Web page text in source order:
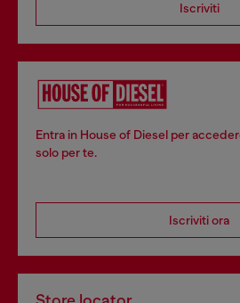
Iscriviti
Entra in House of Diesel per
solo per te.
Iscriviti ora